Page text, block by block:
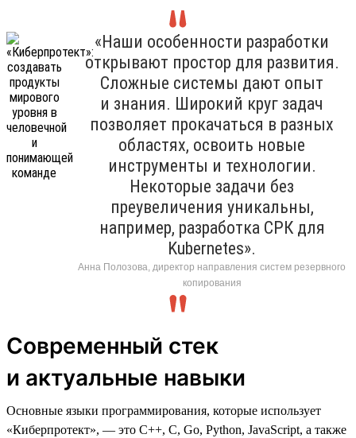
«Наши особенности разработки
открывают простор для развития.
Сложные системы дают опыт
и знания. Широкий круг задач
позволяет прокачаться в разных
областях, освоить новые
инструменты и технологии.
Некоторые задачи без
преувеличения уникальны,
например, разработка СРК для
Kubernetes».
Анна Полозова, директор направления систем резервного
копирования
Современный стек
и актуальные навыки
Основные языки программирования, которые использует
«Киберпротект», — это C++, C, Go, Python, JavaScript, а также